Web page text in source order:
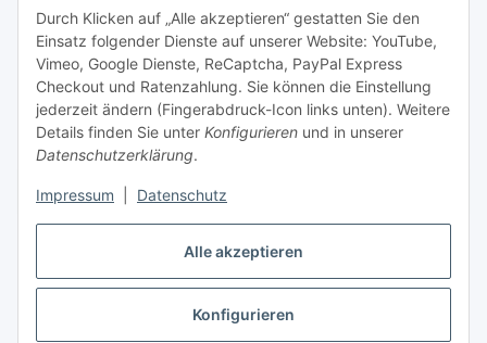
Alle akzeptieren
Konfigurieren
Durch Klicken auf „Alle akzeptieren“ gestatten Sie den
Einsatz folgender Dienste auf unserer Website: YouTube,
Vimeo, Google Dienste, ReCaptcha, PayPal Express
Checkout und Ratenzahlung. Sie können die Einstellung
jederzeit ändern (Fingerabdruck-Icon links unten). Weitere
Details finden Sie unter Konfigurieren und in unserer
Datenschutzerklärung.
Impressum Datenschutz
Unsere Seiten
Social Media
Vertrag widerrufen
* Alle Preise inkl. gesetzlicher USt., ** siehe Lieferbedingungen, zzgl.
Versand